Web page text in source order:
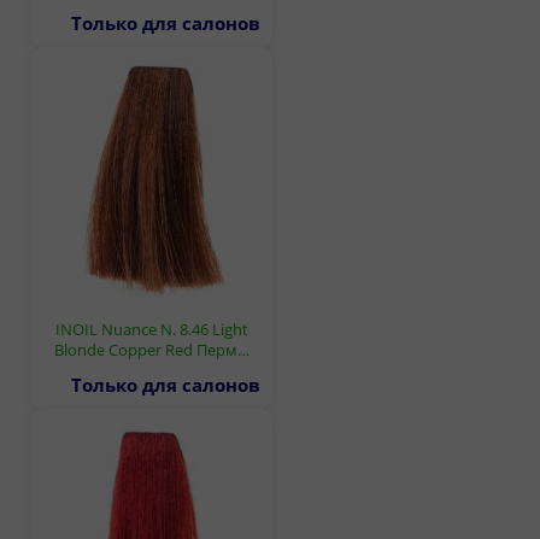
Только для салонов
INOIL Nuance N. 8.46 Light
Blonde Copper Red Перм…
Только для салонов